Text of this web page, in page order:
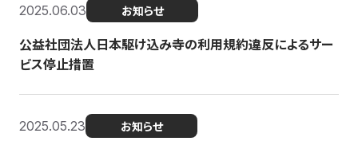
2025.06.03 お知らせ
公益社団法人日本駆け込み寺の利用規約違反によるサー
ビス停止措置
2025.05.23 お知らせ